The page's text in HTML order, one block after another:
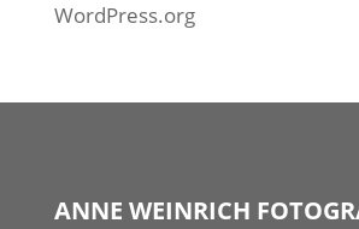
WordPress.org
ANNE WEINRICH